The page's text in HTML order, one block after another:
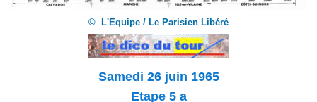
© L'Equipe / Le Parisien Libéré
Samedi 26 juin 1965
Etape 5 a